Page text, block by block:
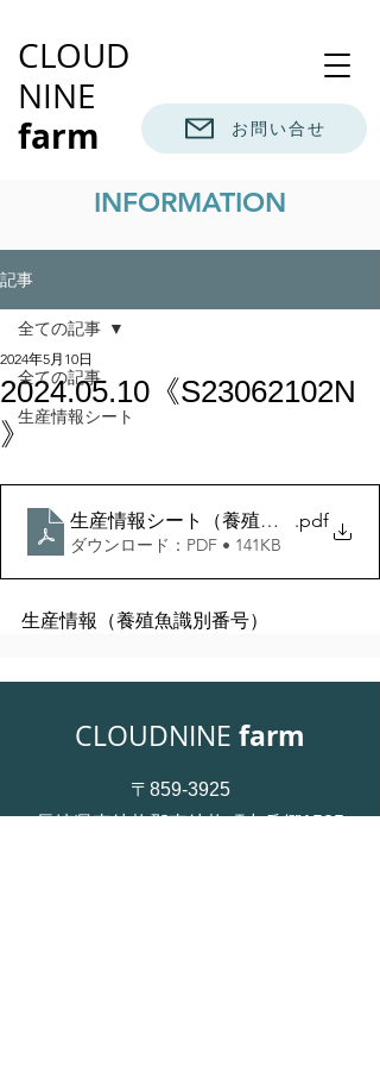
CLOUD
NINE
farm お問い合せ
INFORMATION
記事
全ての記事
生産情報シート
全ての記事
2024.05.10《S23062102N
》
2024年5月10日
生産情報シート（養殖魚）2024.10
.pdf
ダウンロード：PDF • 141KB
生産情報（養殖魚識別番号）
CLOUDNINE farm
〒859-3925
長崎県東彼杵郡東彼杵町中岳郷1535